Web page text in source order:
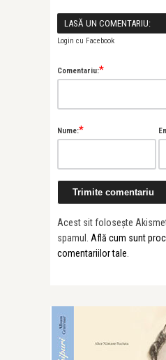
LASĂ UN COMENTARIU:
Login cu Facebook
Comentariu:*
Nume:*
Acest sit folosește
spamul. Află cum sunt
comentariilor tale